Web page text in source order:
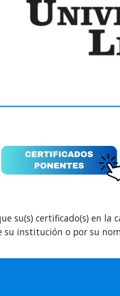
su(s) certificado(s) en la
su institución o por su